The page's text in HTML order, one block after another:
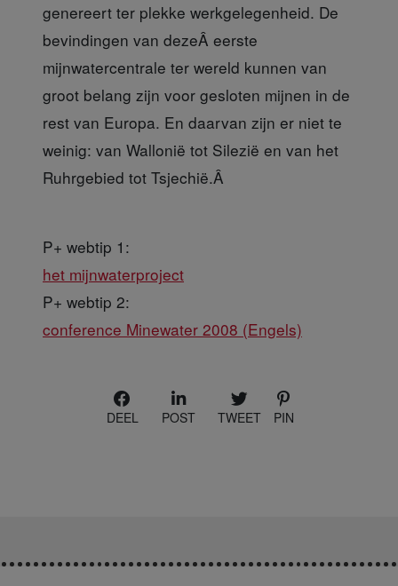
genereert ter plekke werkgelegenheid. De
bevindingen van dezeÂ eerste
mijnwatercentrale ter wereld kunnen van
groot belang zijn voor gesloten mijnen in de
rest van Europa. En daarvan zijn er niet te
weinig: van Wallonië tot Silezië en van het
Ruhrgebied tot Tsjechië.Â
P+ webtip 1:
het mijnwaterproject
P+ webtip 2:
conference Minewater 2008 (Engels)
DEEL POST TWEET PIN